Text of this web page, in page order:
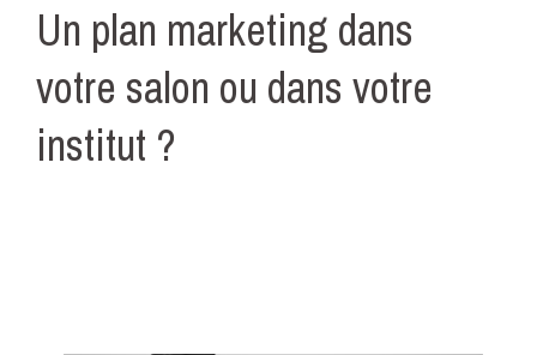
Un plan marketing dans
votre salon ou dans votre
institut ?